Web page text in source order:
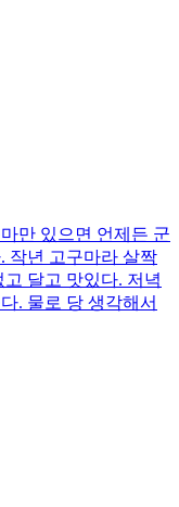
만 있으면 언제든 군
작년 고구마라 살짝
달고 맛있다. 저녁
. 물로 당 생각해서